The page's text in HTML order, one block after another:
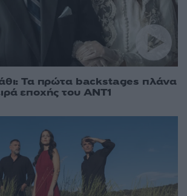
Τα πρώτα backstages πλάνα
εποχής του ΑΝΤ1